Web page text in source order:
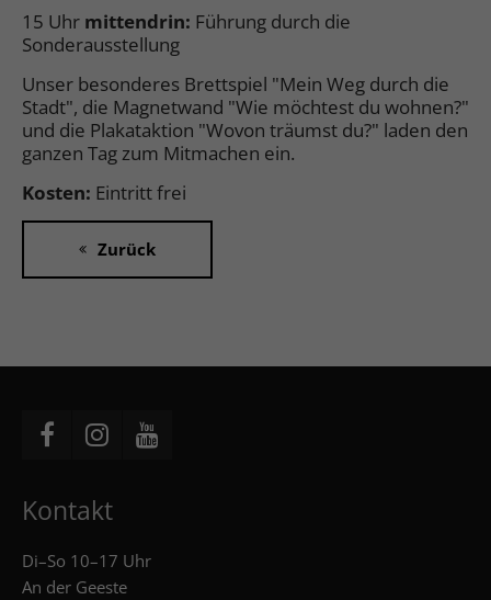
15 Uhr mittendrin: Führung durch die
Sonderausstellung
Unser besonderes Brettspiel "Mein Weg durch die
Stadt", die Magnetwand "Wie möchtest du wohnen?"
und die Plakataktion "Wovon träumst du?" laden den
ganzen Tag zum Mitmachen ein.
Kosten: Eintritt frei
Zurück
Kontakt
Di–So 10–17 Uhr
An der Geeste